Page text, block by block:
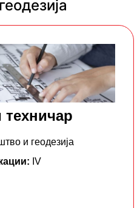
техничар
и геодезија
IV